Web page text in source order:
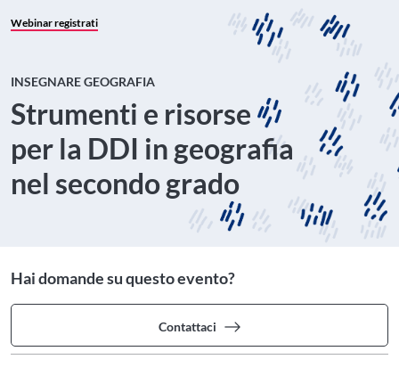
Webinar registrati
INSEGNARE GEOGRAFIA
Strumenti e risorse
per la DDI in geografia
nel secondo grado
Hai domande su questo evento?
Contattaci